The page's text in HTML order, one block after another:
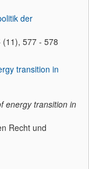
der
(11), 577 - 578
transition in
energy transition in
Recht und